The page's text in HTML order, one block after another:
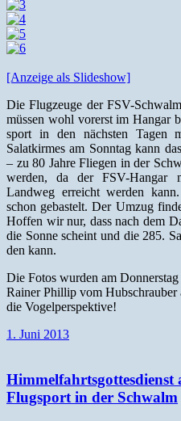
[Anzeige als Slideshow]
Die Flugzeuge der FSV-
müssen wohl vor­erst im Hangar
sport in den näch­sten Tagen
Salatkirmes am Son­ntag kann
– zu 80 Jahre Fliegen in der
wer­den, da der FSV-Hangar
Landweg erre­icht wer­den
schon gebastelt. Der Umzug
Hof­fen wir nur, dass nach dem
die Sonne scheint und die 285.
den kann.
Die Fotos wur­den am
Rain­er Phillip vom
die Vogelperspektive!
1. Juni 2013
Flugsport in der Schwalm